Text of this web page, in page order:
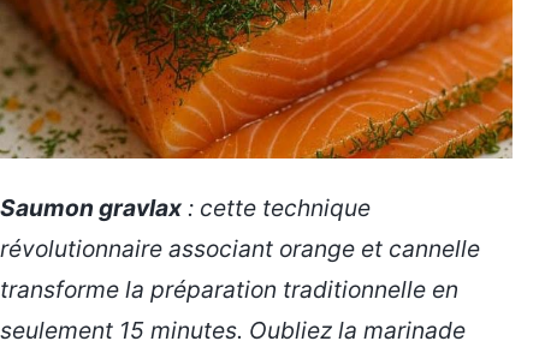
Saumon gravlax : cette technique
révolutionnaire associant orange et cannelle
transforme la préparation traditionnelle en
seulement 15 minutes. Oubliez la marinade